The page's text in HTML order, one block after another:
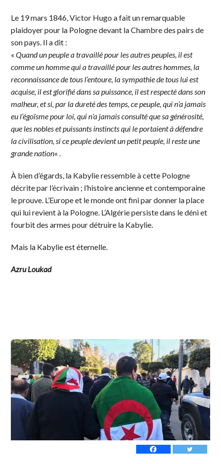
Le 19 mars 1846, Victor Hugo a fait un remarquable
plaidoyer pour la Pologne devant la Chambre des pairs de
son pays. Il a dit :
«Quand un peuple a travaillé pour les autres peuples, il est
comme un homme qui a travaillé pour les autres hommes, la
reconnaissance de tous l’entoure, la sympathie de tous lui est
acquise, il est glorifié dans sa puissance, il est respecté dans son
malheur, et si, par la dureté des temps, ce peuple, qui n’a jamais
eu l’égoïsme pour loi, qui n’a jamais consulté que sa générosité,
que les nobles et puissants instincts qui le portaient à défendre
la civilisation, si ce peuple devient un petit peuple, il reste une
grande nation« .
À bien d’égards, la Kabylie ressemble à cette Pologne
décrite par l’écrivain ; l’histoire ancienne et contemporaine
le prouve. L’Europe et le monde ont fini par donner la place
qui lui revient à la Pologne. L’Algérie persiste dans le déni et
fourbit des armes pour détruire la Kabylie.
Mais la Kabylie est éternelle.
Azru Loukad